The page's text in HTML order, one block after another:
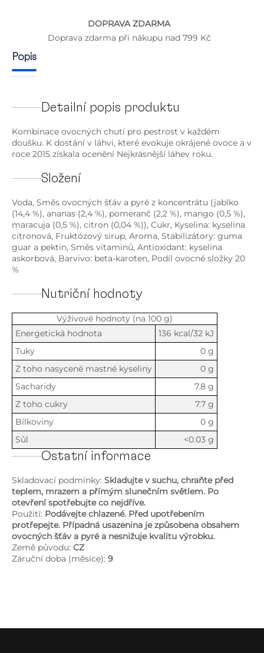
DOPRAVA ZDARMA
Doprava zdarma při nákupu nad 799 Kč
Popis
Detailní popis produktu
Kombinace ovocných chutí pro pestrost v každém
doušku. K dostání v láhvi, které evokuje okrájené ovoce a v
roce 2015 získala ocenění Nejkrásnější láhev roku.
Složení
Voda, Směs ovocných šťáv a pyré z koncentrátu (jablko
(14,4 %), ananas (2,4 %), pomeranč (2,2 %), mango (0,5 %),
maracuja (0,5 %), citron (0,04 %)), Cukr, Kyselina: kyselina
citronová, Fruktózový sirup, Aroma, Stabilizátory: guma
guar a pektin, Směs vitaminů, Antioxidant: kyselina
askorbová, Barvivo: beta-karoten, Podíl ovocné složky 20
%
Nutriční hodnoty
Výživové hodnoty (na 100 g)
Energetická hodnota
136 kcal/32 kJ
Tuky
0 g
Z toho nasycené mastné kyseliny
0 g
Sacharidy
7.8 g
Z toho cukry
7.7 g
Bílkoviny
0 g
Sůl
<0.03 g
Ostatní informace
Skladovací podmínky: Skladujte v suchu, chraňte před
teplem, mrazem a přímým slunečním světlem. Po
otevření spotřebujte co nejdříve.
Použití: Podávejte chlazené. Před upotřebením
protřepejte. Případná usazenina je způsobena obsahem
ovocných šťáv a pyré a nesnižuje kvalitu výrobku.
Země původu: CZ
Záruční doba (měsíce): 9